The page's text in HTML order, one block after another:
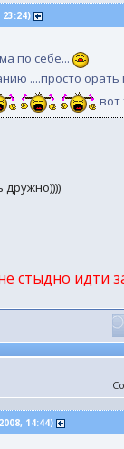
23:24)
по себе...
....просто орать
вот
стыдно идти
14:44)